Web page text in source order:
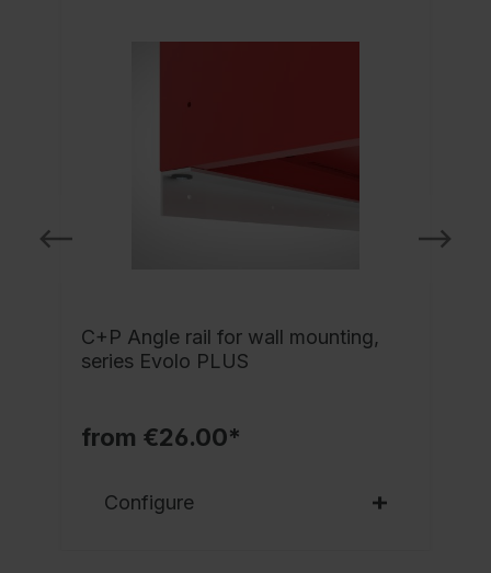
C+P Angle rail for wall mounting,
series Evolo PLUS
from €26.00*
Configure